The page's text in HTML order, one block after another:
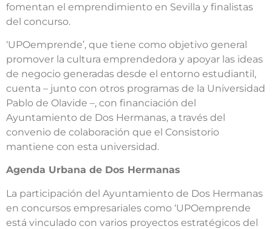
fomentan el emprendimiento en Sevilla y finalistas
del concurso.
‘UPOemprende’, que tiene como objetivo general
promover la cultura emprendedora y apoyar las ideas
de negocio generadas desde el entorno estudiantil,
cuenta – junto con otros programas de la Universidad
Pablo de Olavide –, con financiación del
Ayuntamiento de Dos Hermanas, a través del
convenio de colaboración que el Consistorio
mantiene con esta universidad.
Agenda Urbana de Dos Hermanas
La participación del Ayuntamiento de Dos Hermanas
en concursos empresariales como ‘UPOemprende
está vinculado con varios proyectos estratégicos del